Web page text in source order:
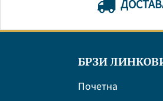
БРЗИ
Почетна